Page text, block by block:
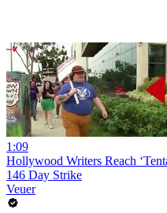
1:09
Hollywood Writers Reach
146 Day Strike
Veuer